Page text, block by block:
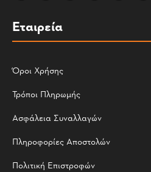
Εταιρεία
Όροι Χρήσης
Τρόποι Πληρωμής
Ασφάλεια Συναλλαγών
Πληροφορίες Αποστολών
Πολιτική Επιστροφών